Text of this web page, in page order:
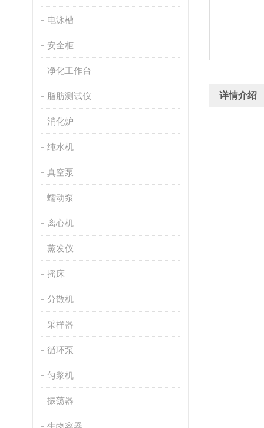
电泳槽
安全柜
净化工作台
脂肪测试仪
消化炉
纯水机
真空泵
蠕动泵
离心机
蒸发仪
摇床
分散机
采样器
循环泵
匀浆机
振荡器
生物容器
详情介绍